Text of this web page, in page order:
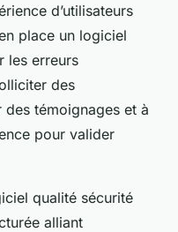
d’utilisateurs
place un logiciel
les erreurs
des
témoignages et à
pour valider
qualité sécurité
alliant